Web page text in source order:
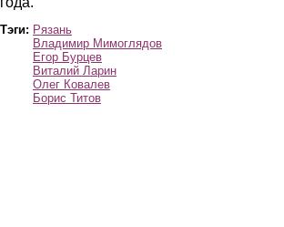
Тэги: Рязань
Владимир Мимоглядов
Егор Бурцев
Виталий Ларин
Олег Ковалев
Борис Титов